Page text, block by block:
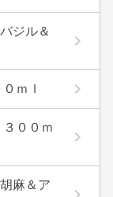
ジル＆
ｍｌ
００ｍ
麻＆ア